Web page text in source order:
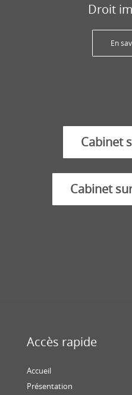
Droit
En
Cabinet
Cabinet
Accès rapide
Accueil
Présentation